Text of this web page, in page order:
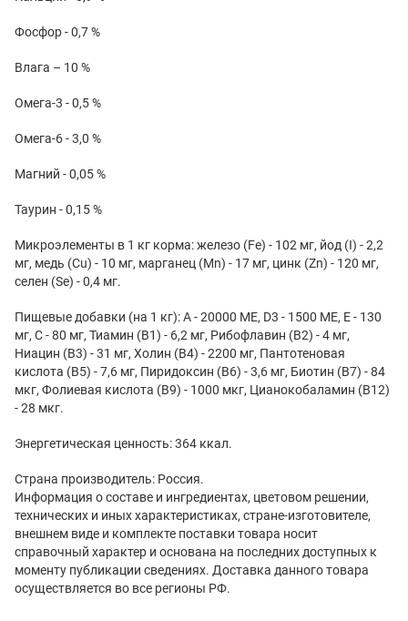
Фосфор - 0,7 %
Влага – 10 %
Омега-3 - 0,5 %
Омега-6 - 3,0 %
Магний - 0,05 %
Таурин - 0,15 %
Микроэлементы в 1 кг корма: железо (Fe) - 102 мг, йод (I) - 2,2
мг, медь (Cu) - 10 мг, марганец (Mn) - 17 мг, цинк (Zn) - 120 мг,
селен (Se) - 0,4 мг.
Пищевые добавки (на 1 кг): A - 20000 МЕ, D3 - 1500 МЕ, Е - 130
мг, С - 80 мг, Тиамин (B1) - 6,2 мг, Рибофлавин (В2) - 4 мг,
Ниацин (В3) - 31 мг, Холин (В4) - 2200 мг, Пантотеновая
кислота (В5) - 7,6 мг, Пиридоксин (В6) - 3,6 мг, Биотин (В7) - 84
мкг, Фолиевая кислота (В9) - 1000 мкг, Цианокобаламин (В12)
- 28 мкг.
Энергетическая ценность: 364 ккал.
Страна производитель: Россия.
Информация о составе и ингредиентах, цветовом решении,
технических и иных характеристиках, стране-изготовителе,
внешнем виде и комплекте поставки товара носит
справочный характер и основана на последних доступных к
моменту публикации сведениях. Доставка данного товара
осуществляется во все регионы РФ.